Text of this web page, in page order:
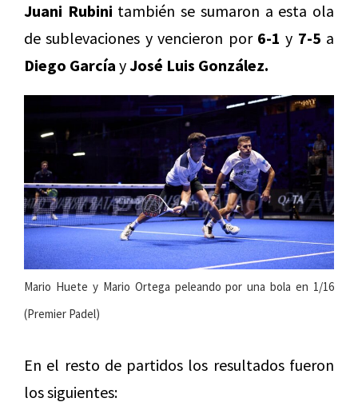
Juani Rubini también se sumaron a esta ola
de sublevaciones y vencieron por 6-1 y 7-5 a
Diego García yJosé Luis González.
Mario Huete y Mario Ortega peleando por una bola en 1/16
(Premier Padel)
En el resto de partidos los resultados fueron
los siguientes: